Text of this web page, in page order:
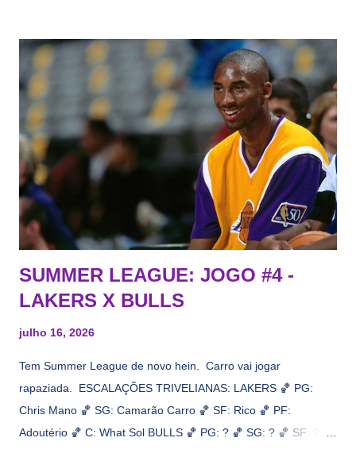
vezes a gente esquece mesmo. Então, como diria o Marcelo
Tas no Telecurso 2000 , É HORA DA REVISÃO! Ah, e quase
todos esses nomes foram linkados ao Lakers. Se de fato há o
interesse, não importa, o nosso compromisso é sempre com a
informação, a veracidade vem depois. E do Lakers hein? Até
agora nada de Ruim Hachaomuro (dizem que Nets tem
interesse) e LeBrão James - esse sendo assediado pelo
Draymond Green enquanto chora pro Cavs contrat...
SUMMER LEAGUE: JOGO #4 -
LAKERS X BULLS
julho 16, 2026
Tem Summer League de novo hein. Carro vai jogar
rapaziada. ESCALAÇÕES TRIVELIANAS: LAKERS 🏀 PG:
Chris Mano 🏀 SG: Camarão Carro 🏀 SF: Rico 🏀 PF:
Adoutério 🏀 C: What Sol BULLS 🏀 PG: ? 🏀 SG: ? 🏀 SF: ? 🏀